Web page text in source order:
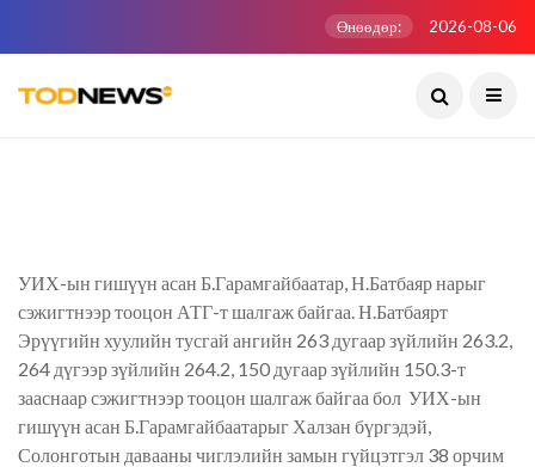
Өнөөдөр: 2026-08-06
УИХ-ын гишүүн асан Б.Гарамгайбаатар, Н.Батбаяр нарыг
сэжигтнээр тооцон АТГ-т шалгаж байгаа. Н.Батбаярт
Эрүүгийн хуулийн тусгай ангийн 263 дугаар зүйлийн 263.2,
264 дүгээр зүйлийн 264.2, 150 дугаар зүйлийн 150.3-т
зааснаар сэжигтнээр тооцон шалгаж байгаа бол УИХ-ын
гишүүн асан Б.Гарамгайбаатарыг Халзан бүргэдэй,
Солонготын давааны чиглэлийн замын гүйцэтгэл 38 орчим